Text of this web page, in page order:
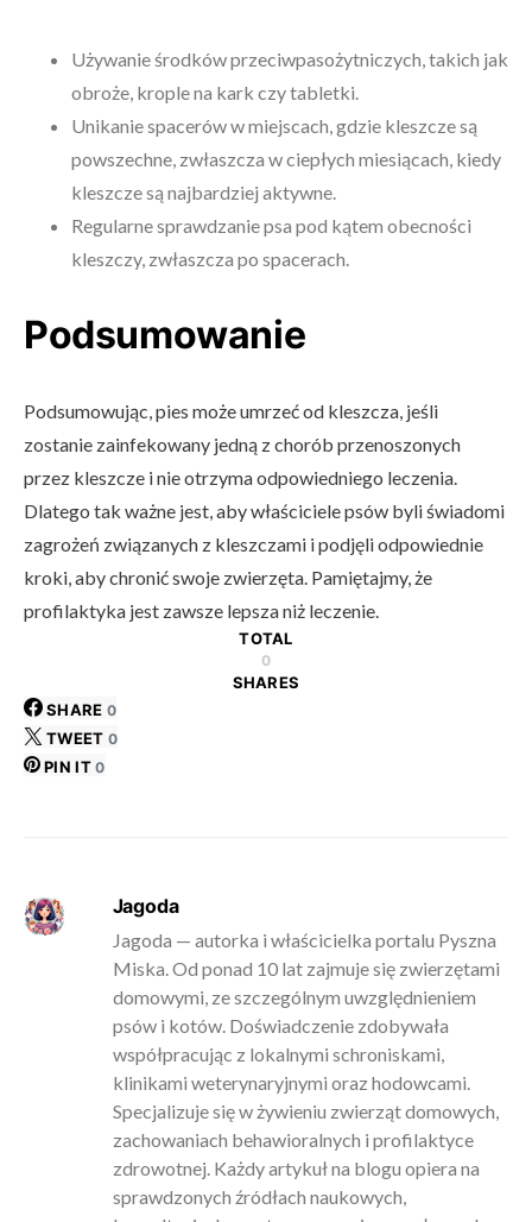
Używanie środków przeciwpasożytniczych, takich jak
obroże, krople na kark czy tabletki.
Unikanie spacerów w miejscach, gdzie kleszcze są
powszechne, zwłaszcza w ciepłych miesiącach, kiedy
kleszcze są najbardziej aktywne.
Regularne sprawdzanie psa pod kątem obecności
kleszczy, zwłaszcza po spacerach.
Podsumowanie
Podsumowując, pies może umrzeć od kleszcza, jeśli
zostanie zainfekowany jedną z chorób przenoszonych
przez kleszcze i nie otrzyma odpowiedniego leczenia.
Dlatego tak ważne jest, aby właściciele psów byli świadomi
zagrożeń związanych z kleszczami i podjęli odpowiednie
kroki, aby chronić swoje zwierzęta. Pamiętajmy, że
profilaktyka jest zawsze lepsza niż leczenie.
TOTAL
0
SHARES
SHARE 0
TWEET 0
PIN IT 0
Jagoda
Jagoda — autorka i właścicielka portalu Pyszna
Miska. Od ponad 10 lat zajmuje się zwierzętami
domowymi, ze szczególnym uwzględnieniem
psów i kotów. Doświadczenie zdobywała
współpracując z lokalnymi schroniskami,
klinikami weterynaryjnymi oraz hodowcami.
Specjalizuje się w żywieniu zwierząt domowych,
zachowaniach behawioralnych i profilaktyce
zdrowotnej. Każdy artykuł na blogu opiera na
sprawdzonych źródłach naukowych,